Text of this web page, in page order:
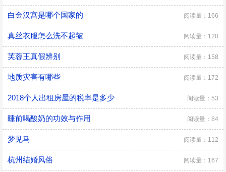
白金汉宫是哪个国家的 阅读量：166
真丝衣服怎么洗不起皱 阅读量：120
芙蓉王真假辨别 阅读量：158
地质灾害有哪些 阅读量：172
2018个人出租房屋的税率是多少 阅读量：53
睡前喝酸奶的功效与作用 阅读量：84
梦见马 阅读量：112
杭州结婚风俗 阅读量：167